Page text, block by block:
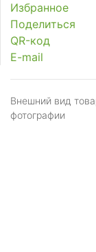
Избранное
Поделиться
QR-код
E-mail
Внешний вид
фотографии